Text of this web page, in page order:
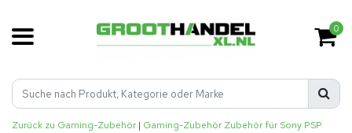
0
Zurück zu Gaming-Zubehör | Gaming-Zubehör Zubehör für Sony PSP